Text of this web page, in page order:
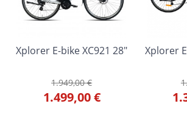
Xplorer E-bike XC921 28"
1.949,00 €
1.499,00 €
Xplorer